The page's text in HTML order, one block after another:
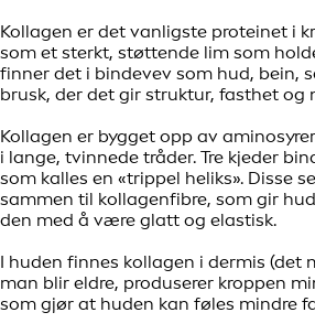
Kollagen er det vanligste proteinet i
som et sterkt, støttende lim som
finner det i bindevev som hud, bein,
brusk, der det gir struktur, fasthet og
Kollagen er bygget opp av
i lange, tvinnede tråder. Tre kjeder
som kalles en «trippel heliks». Disse
sammen til kollagenfibre, som gir
den med å være glatt og elastisk.
I huden finnes kollagen i dermis (det
man blir eldre, produserer kroppen
som gjør at huden kan føles mindre